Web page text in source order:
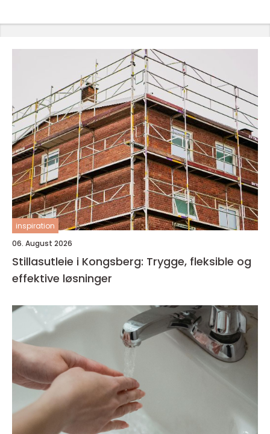
inspiration
06. August 2026
Stillasutleie i Kongsberg: Trygge, fleksible og
effektive løsninger